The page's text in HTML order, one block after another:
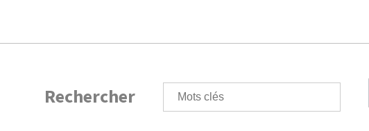
Rechercher